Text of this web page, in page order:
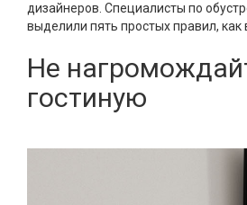
дизайнеров. Специалисты по
выделили пять простых правил, как
Не
гостиную